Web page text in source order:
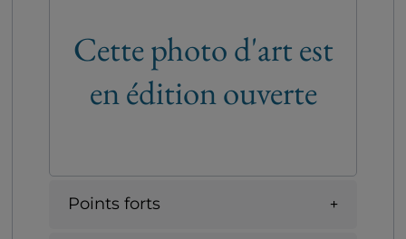
Cette photo d'art est
en édition ouverte
Points forts